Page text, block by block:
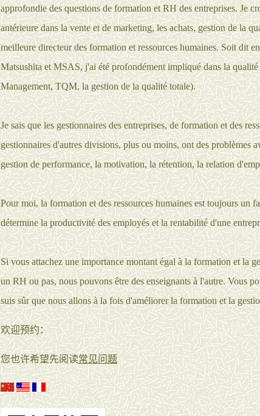
approfondie des questions de formation et RH des entreprises. Je
antérieure dans la vente et de marketing, les achats, gestion de la
meilleure directeur des formation et ressources humaines. Soit dit
Matsushita et MSAS, j'ai été profondément impliqué dans la
Management, TQM, la gestion de la qualité totale).
Je sais que les gestionnaires des entreprises, de formation et des
gestionnaires d'autres divisions, plus ou moins, ont des problèmes
gestion de performance, la motivation, la rétention, la relation
Pour moi, la formation et des ressources humaines est toujours un
détermine la productivité des employés et la rentabilité d'une
Si vous attachez une importance montant égal à la formation et la
un RH ou pas, nous pouvons être des enseignants à l'autre. Vous
suis sûr que nous allons à la fois d'améliorer la formation et la
欢迎预约：
您也许希望先阅读常见问题